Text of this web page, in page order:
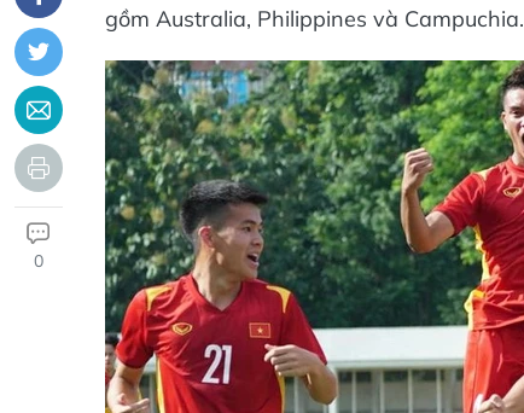
0
gồm Australia, Philippines và Campuchia.